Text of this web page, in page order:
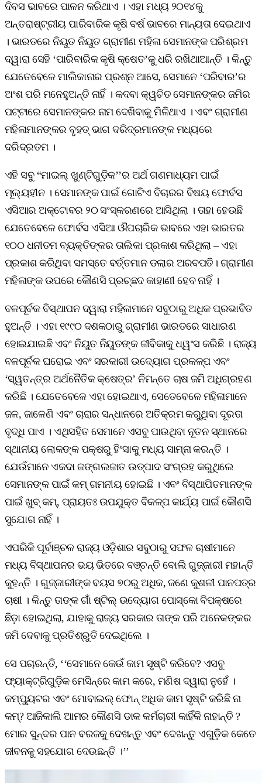
ଦିବସ ଭାବରେ ପାଳନ କରିଥାଏ । ଏହା ମଧ୍ୟ ୨୦୧୪କୁ
ଅନ୍ତରାଷ୍ଟ୍ରୀୟ ପାରିବାରିକ କୃଷି ବର୍ଷ ଭାବରେ ମାନ୍ୟତା ଦେଇଥାଏ
। ଭାରତରେ ନିୟୁତ ନିୟୁତ ଗ୍ରାମୀଣ ମହିଳା ସେମାନଙ୍କ ପରିଶ୍ରମ
ଦ୍ୱାରା ସେହି ‘ପାରିବାରିକ କୃଷି କ୍ଷେତ’କୁ ଧରି ରଖିଥାଆନ୍ତି । କିନ୍ତୁ
ଯେତେବେଳେ ମାଲିକାନାର ପ୍ରଶ୍ନ ଆସେ, ସେମାନେ ‘ପରିବାର’ର
ଅଂଶ ପରି ମନେହୁଅନ୍ତି ନାହିଁ । କଦବା କ୍ୱଚିତ ସେମାନଙ୍କର ଜମିର
ପଟ୍ଟାରେ ସେମାନଙ୍କର ନାମ ଦେଖିବାକୁ ମିଳିଥାଏ । ଏବଂ ଗ୍ରାମୀଣ
ମହିଳାମାନଙ୍କର ବୃହତ୍‌ ଭାଗ ଦରିଦ୍ରମାନଙ୍କ ମଧ୍ୟରେ
ଦରିଦ୍ରତମ ।
ଏହି ସବୁ “ମାଇଲ୍‌ ଖୁଣ୍ଟିଗୁଡ଼ିକ’’ର ଅର୍ଥ ଗଣମାଧ୍ୟମ ପାଇଁ
ମୂଲ୍ୟହୀନ । ସେମାନଙ୍କ ପାଇଁ ଗୋଟିଏ ବିଚାରର ବିଷୟ ଫୋର୍ବସ
ଏସିଆର ଅକ୍ଟୋବର ୨୦ ସଂସ୍କରଣରେ ଆସିଥିଲା । ତାହା ହେଉଛି
ଯେତେବେଳେ ଫୋର୍ବସ ଏସିଆ ଔପଚାରିକ ଭାବରେ ଏହା ଭାରତର
୧୦୦ ଧନୀତମ ବ୍ୟକ୍ତିଙ୍କର ତାଲିକା ପ୍ରକାଶ କରିଥିଲା – ଏହା
ପ୍ରକାଶ କରିଥିବା ସମସ୍ତେ ବର୍ତ୍ତମାନ ଡଲାର ଅରବପତି। ଗ୍ରାମୀଣ
ମହିଳାଙ୍କ ଉପରେ କୌଣସି ପ୍ରଚ୍ଛଦ କାହାଣୀ ହେବ ନାହିଁ ।
ବଳପୂର୍ବକ ବିସ୍ଥାପନ ଦ୍ୱାରା ମହିଳାମାନେ ସବୁଠାରୁ ଅଧିକ ପ୍ରଭାବିତ
ହୁଅନ୍ତି । ଏହା ୧୯୯୦ ଦଶକଠାରୁ ଗ୍ରାମୀଣ ଭାରତରେ ସାଧାରଣ
ହୋଇଯାଇଛି ଏବଂ ନିୟୁତ ନିୟୁତଙ୍କ ଜୀବିକାକୁ ଧ୍ୱଂସ କରିଛି । ରାଜ୍ୟ
ବଳପୂର୍ବକ ଘରୋଇ ଏବଂ ସରକାରୀ ଉଦ୍ୟୋଗ ପ୍ରକଳ୍ପ ଏବଂ
‘ସ୍ୱତନ୍ତ୍ର ଅର୍ଥନୈତିକ କ୍ଷେତ୍ର’ ନିମନ୍ତେ ଚାଷ ଜମି ଅଧିଗ୍ରହଣ
କରିଛି । ଯେତେବେଳେ ଏହା ହୋଇଥାଏ, ସେତେବେଳେ ମହିଳାମାନେ
ଜଳ, ଜାଳେଣି ଏବଂ ଚାରାର ସନ୍ଧାନରେ ଅତିକ୍ରମ କରୁଥିବା ଦୂରତା
ବୃଦ୍ଧି ପାଏ । ଏଥିସହିତ ସେମାନେ ଏସବୁ ପାଉଥିବା ନୂତନ ସ୍ଥାନରେ
ସ୍ଥାନୀୟ ଲୋକଙ୍କ ପକ୍ଷରୁ ହିଂସାକୁ ମଧ୍ୟ ସାମ୍ନା କରନ୍ତି ।
ଯେଉଁମାନେ ଏକଦା ଜଙ୍ଗଲଜାତ ଉତ୍ପାଦ ସଂଗ୍ରହ କରୁଥିଲେ
ସେମାନଙ୍କ ପାଇଁ କମ୍‌ ଗମନୀୟ ହୋଇଛି । ଏବଂ ବିସ୍ଥାପିତମାନଙ୍କ
ପାଇଁ ଖୁବ୍‌ କମ୍‌, ପ୍ରାୟତଃ ଉପଯୁକ୍ତ ବିକଳ୍ପ କାର୍ଯ୍ୟ ପାଇଁ କୌଣସି
ସୁଯୋଗ ନାହିଁ ।
ଏପରିକି ପୂର୍ବାଞ୍ଚଳ ରାଜ୍ୟ ଓଡ଼ିଶାର ସବୁଠାରୁ ସଫଳ ଚାଷୀମାନେ
ମଧ୍ୟ ବିସ୍ଥାପନର ଭୟ ଭିତରେ ବଞ୍ଚନ୍ତି ବୋଲି ଗୁଜ୍ଜାରୀ ମହାନ୍ତି
କୁହନ୍ତି । ଗୁଜ୍ଜାରୀଙ୍କ ବୟସ ୭୦ରୁ ଅଧିକ, ଜଣେ କୁଶଳୀ ପାନପତ୍ର
ଚାଷୀ । କିନ୍ତୁ ତାଙ୍କ ଗାଁ ଷ୍ଟିଲ୍‌ ଉଦ୍ୟୋଗ ପୋସ୍କୋ ବିପକ୍ଷରେ
ଛିଡ଼ା ହୋଇଥିଲା, ଯାହାକୁ ରାଜ୍ୟ ସରକାର ତାଙ୍କ ପରି ଅନେକଙ୍କର
ଜମି ଦେବାକୁ ପ୍ରତିଶ୍ରୁତି ଦେଇଥିଲେ ।
ସେ ପଚାରନ୍ତି, ‘‘ସେମାନେ କେଉଁ କାମ ସୃଷ୍ଟି କରିବେ? ଏସବୁ
ଫ୍ୟାକ୍ଟ୍ରିଗୁଡ଼ିକ ମେସିନ୍‌ରେ କାମ କରେ, ମଣିଷ ଦ୍ୱାରା ନୁହେଁ ।
କମ୍ପ୍ୟୁଟର ଏବଂ ମୋବାଇଲ୍ ଫୋନ୍‌ ଅଧିକ କାମ ସୃଷ୍ଟି କରିଛି ନା
କମ୍‌? ଆଜିକାଲି ଆମର କୌଣସି ଡାକ କର୍ମଚାରୀ କାହିଁକି ନାହାନ୍ତି ?
ମୋର ସୁନ୍ଦର ପାନ ବରଜକୁ ଦେଖନ୍ତୁ ଏବଂ ଦେଖନ୍ତୁ ଏଗୁଡ଼ିକ କେତେ
ଜୀବନକୁ ସହଯୋଗ ଦେଉଛନ୍ତି ।’’